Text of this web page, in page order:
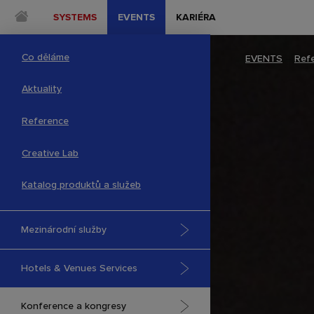
SYSTEMS EVENTS
Co děláme
Aktuality
Reference
Creative Lab
Katalog produktů a služeb
Mezinárodní služby
Hotels & Venues Services
Konference a kongresy
KARIÉRA
EVENTS